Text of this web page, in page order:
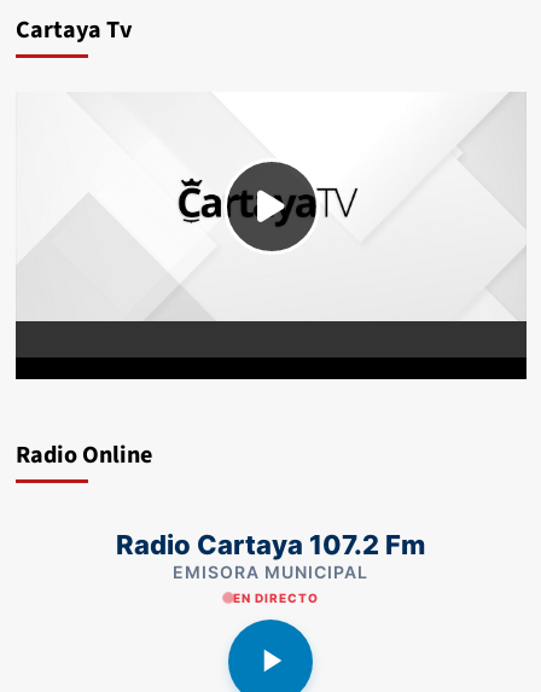
Cartaya Tv
Radio Online
Radio Cartaya 107.2 Fm
EMISORA MUNICIPAL
EN DIRECTO